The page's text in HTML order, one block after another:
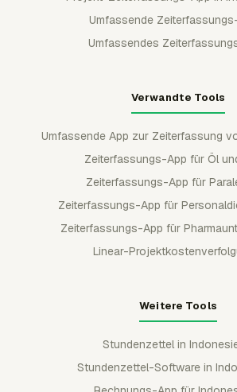
Umfassende
Umfassendes
Verwandte Tools
Umfassende App zur Zeiterfassung
Zeiterfassungs-App für Öl
Zeiterfassungs-App für
Zeiterfassungs-App für
Zeiterfassungs-App für
Linear-
Weitere Tools
Stundenzettel in
Stundenzettel-Software in